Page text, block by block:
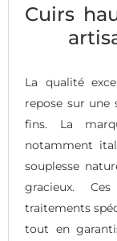
Cuirs
La qualité
repose sur une
fins. La
notamment
souplesse
gracieux.
traitements
tout en